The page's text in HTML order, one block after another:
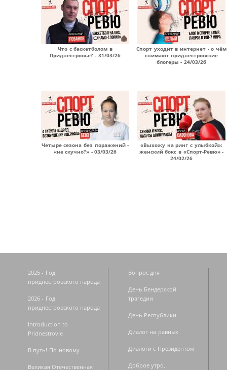
Что с баскетболом в
Приднестровье? - 31/03/26
Спорт уходит в интернет - о чём
снимают приднестровские
блогеры - 24/03/26
Четыре сезона без поражений -
«не скучно?» - 03/03/26
«Выхожу на ринг с улыбкой»:
женский бокс в «Спорт-Ревю» -
24/02/26
2025 - Год
приднестровского народа
2026 - Год
приднестровского народа
Introduction to
Pridnestrovie
В путь! По-новому
Великая Отечественная
Вопрос дня
День Бендерской
трагедии
День Республики
Диалог на равных
Диалоги с Президентом
Доброе утро,